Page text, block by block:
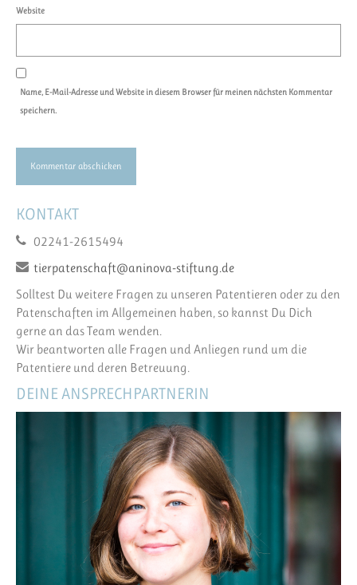
Website
Name, E-Mail-Adresse und Website in diesem Browser für meinen nächsten Kommentar
speichern.
KONTAKT
02241-2615494
tierpatenschaft@aninova-stiftung.de
Solltest Du weitere Fragen zu unseren Patentieren oder zu den
Patenschaften im Allgemeinen haben, so kannst Du Dich
gerne an das Team wenden.
Wir beantworten alle Fragen und Anliegen rund um die
Patentiere und deren Betreuung.
DEINE ANSPRECHPARTNERIN